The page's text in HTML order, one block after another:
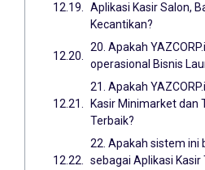
Aplikasi Kasir Salon,
Kecantikan?
20. Apakah
operasional Bisnis
21. Apakah
Kasir Minimarket dan
Terbaik?
22. Apakah sistem ini
sebagai Aplikasi Kasir